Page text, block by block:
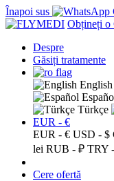
Înapoi sus
Obțineți o
Despre
Găsiți tratamente
English
Türkçe
EUR - €
EUR - € USD - $
lei RUB - ₽ TRY
Cere ofertă